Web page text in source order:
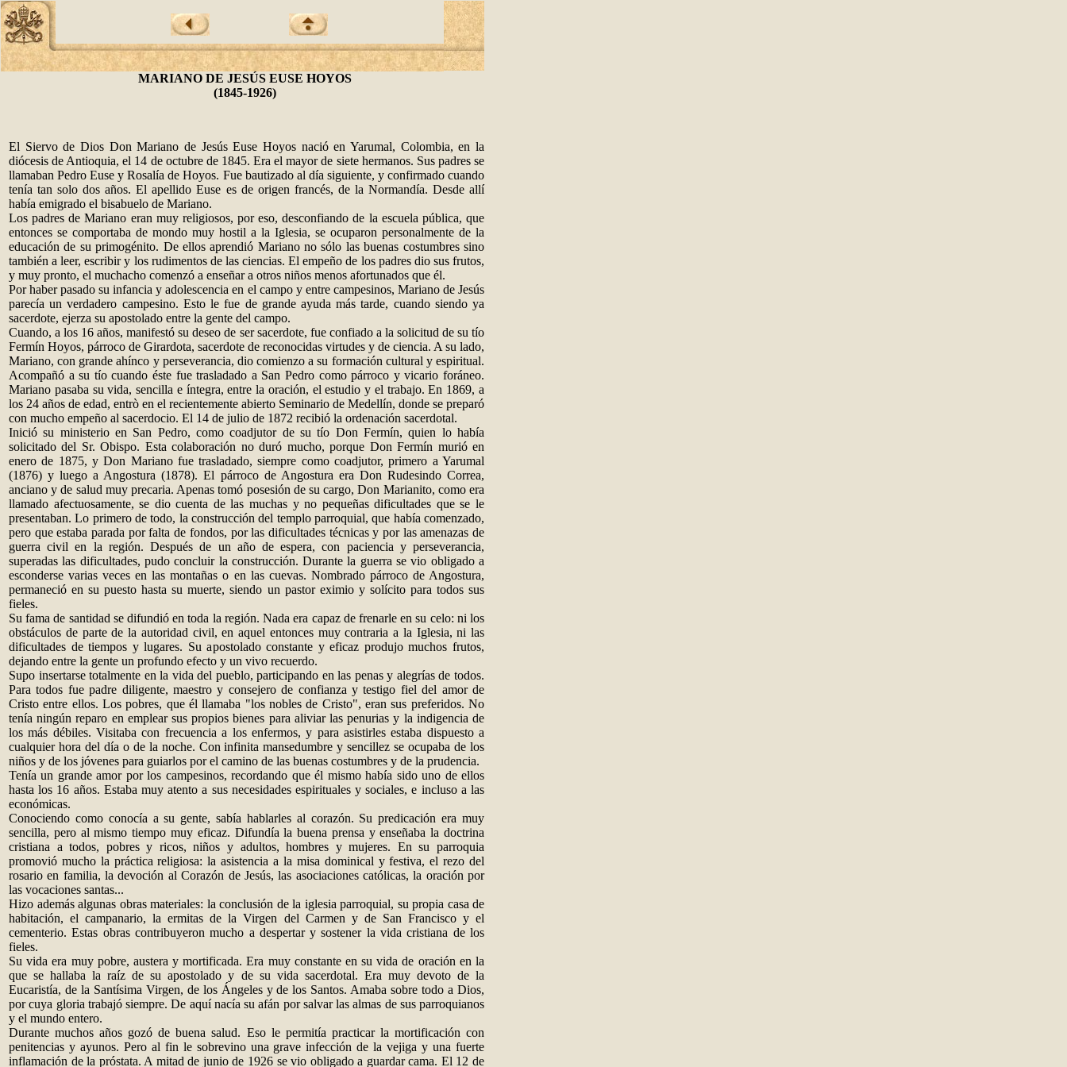
MARIANO DE JESÚS EUSE HOYOS
(1845-1926)
El Siervo de Dios Don Mariano de Jesús Euse Hoyos nació en Yarumal, Colombia, en la
diócesis de Antioquia, el 14 de octubre de 1845. Era el mayor de siete hermanos. Sus padres se
llamaban Pedro Euse y Rosalía de Hoyos. Fue bautizado al día siguiente, y confirmado cuando
tenía tan solo dos años. El apellido Euse es de origen francés, de la Normandía. Desde allí
había emigrado el bisabuelo de Mariano.
Los padres de Mariano eran muy religiosos, por eso, desconfiando de la escuela pública, que
entonces se comportaba de mondo muy hostil a la Iglesia, se ocuparon personalmente de la
educación de su primogénito. De ellos aprendió Mariano no sólo las buenas costumbres sino
también a leer, escribir y los rudimentos de las ciencias. El empeño de los padres dio sus frutos,
y muy pronto, el muchacho comenzó a enseñar a otros niños menos afortunados que él.
Por haber pasado su infancia y adolescencia en el campo y entre campesinos, Mariano de Jesús
parecía un verdadero campesino. Esto le fue de grande ayuda más tarde, cuando siendo ya
sacerdote, ejerza su apostolado entre la gente del campo.
Cuando, a los 16 años, manifestó su deseo de ser sacerdote, fue confiado a la solicitud de su tío
Fermín Hoyos, párroco de Girardota, sacerdote de reconocidas virtudes y de ciencia. A su lado,
Mariano, con grande ahínco y perseverancia, dio comienzo a su formación cultural y espiritual.
Acompañó a su tío cuando éste fue trasladado a San Pedro como párroco y vicario foráneo.
Mariano pasaba su vida, sencilla e íntegra, entre la oración, el estudio y el trabajo. En 1869, a
los 24 años de edad, entrò en el recientemente abierto Seminario de Medellín, donde se preparó
con mucho empeño al sacerdocio. El 14 de julio de 1872 recibió la ordenación sacerdotal.
Inició su ministerio en San Pedro, como coadjutor de su tío Don Fermín, quien lo había
solicitado del Sr. Obispo. Esta colaboración no duró mucho, porque Don Fermín murió en
enero de 1875, y Don Mariano fue trasladado, siempre como coadjutor, primero a Yarumal
(1876) y luego a Angostura (1878). El párroco de Angostura era Don Rudesindo Correa,
anciano y de salud muy precaria. Apenas tomó posesión de su cargo, Don Marianito, como era
llamado afectuosamente, se dio cuenta de las muchas y no pequeñas dificultades que se le
presentaban. Lo primero de todo, la construcción del templo parroquial, que había comenzado,
pero que estaba parada por falta de fondos, por las dificultades técnicas y por las amenazas de
guerra civil en la región. Después de un año de espera, con paciencia y perseverancia,
superadas las dificultades, pudo concluir la construcción. Durante la guerra se vio obligado a
esconderse varias veces en las montañas o en las cuevas. Nombrado párroco de Angostura,
permaneció en su puesto hasta su muerte, siendo un pastor eximio y solícito para todos sus
fieles.
Su fama de santidad se difundió en toda la región. Nada era capaz de frenarle en su celo: ni los
obstáculos de parte de la autoridad civil, en aquel entonces muy contraria a la Iglesia, ni las
dificultades de tiempos y lugares. Su apostolado constante y eficaz produjo muchos frutos,
dejando entre la gente un profundo efecto y un vivo recuerdo.
Supo insertarse totalmente en la vida del pueblo, participando en las penas y alegrías de todos.
Para todos fue padre diligente, maestro y consejero de confianza y testigo fiel del amor de
Cristo entre ellos. Los pobres, que él llamaba "los nobles de Cristo", eran sus preferidos. No
tenía ningún reparo en emplear sus propios bienes para aliviar las penurias y la indigencia de
los más débiles. Visitaba con frecuencia a los enfermos, y para asistirles estaba dispuesto a
cualquier hora del día o de la noche. Con infinita mansedumbre y sencillez se ocupaba de los
niños y de los jóvenes para guiarlos por el camino de las buenas costumbres y de la prudencia.
Tenía un grande amor por los campesinos, recordando que él mismo había sido uno de ellos
hasta los 16 años. Estaba muy atento a sus necesidades espirituales y sociales, e incluso a las
económicas.
Conociendo como conocía a su gente, sabía hablarles al corazón. Su predicación era muy
sencilla, pero al mismo tiempo muy eficaz. Difundía la buena prensa y enseñaba la doctrina
cristiana a todos, pobres y ricos, niños y adultos, hombres y mujeres. En su parroquia
promovió mucho la práctica religiosa: la asistencia a la misa dominical y festiva, el rezo del
rosario en familia, la devoción al Corazón de Jesús, las asociaciones católicas, la oración por
las vocaciones santas...
Hizo además algunas obras materiales: la conclusión de la iglesia parroquial, su propia casa de
habitación, el campanario, la ermitas de la Virgen del Carmen y de San Francisco y el
cementerio. Estas obras contribuyeron mucho a despertar y sostener la vida cristiana de los
fieles.
Su vida era muy pobre, austera y mortificada. Era muy constante en su vida de oración en la
que se hallaba la raíz de su apostolado y de su vida sacerdotal. Era muy devoto de la
Eucaristía, de la Santísima Virgen, de los Ángeles y de los Santos. Amaba sobre todo a Dios,
por cuya gloria trabajó siempre. De aquí nacía su afán por salvar las almas de sus parroquianos
y el mundo entero.
Durante muchos años gozó de buena salud. Eso le permitía practicar la mortificación con
penitencias y ayunos. Pero al fin le sobrevino una grave infección de la vejiga y una fuerte
inflamación de la próstata. A mitad de junio de 1926 se vio obligado a guardar cama. El 12 de